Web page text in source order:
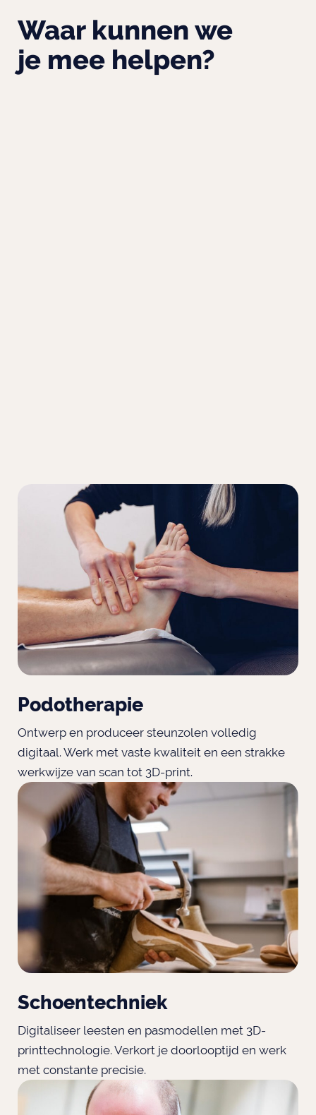
Waar kunnen we
je mee helpen?
Podotherapie
Ontwerp en produceer steunzolen volledig
digitaal. Werk met vaste kwaliteit en een strakke
werkwijze van scan tot 3D-print.
Schoentechniek
Digitaliseer leesten en pasmodellen met 3D-
printtechnologie. Verkort je doorlooptijd en werk
met constante precisie.